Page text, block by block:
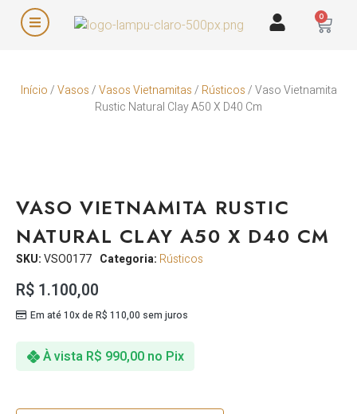
0
Início/Vasos/Vasos Vietnamitas/ Rústicos/ Vaso Vietnamita
Rustic Natural Clay A50 X D40 Cm
VASO VIETNAMITA RUSTIC
NATURAL CLAY A50 X D40 CM
SKU:VSO0177 Categoria: Rústicos
R$ 1.100,00
Em até 10x deR$ 110,00 sem juros
À vista R$ 990,00 no Pix